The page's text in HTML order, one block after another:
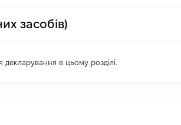
засобів)
декларування в цьому розділі.